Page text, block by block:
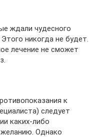
ждали чудесного
никогда не будет.
лечение не сможет
к
следует
каких-либо
желанию. Однако